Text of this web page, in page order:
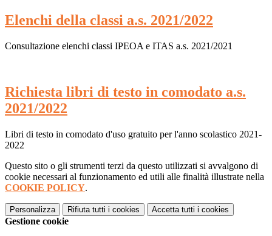
Elenchi della classi a.s. 2021/2022
Consultazione elenchi classi IPEOA e ITAS a.s. 2021/2021
Richiesta libri di testo in comodato a.s.
2021/2022
Libri di testo in comodato d'uso gratuito per l'anno scolastico 2021-
2022
Questo sito o gli strumenti terzi da questo utilizzati si avvalgono di
cookie necessari al funzionamento ed utili alle finalità illustrate nella
COOKIE POLICY.
Personalizza Rifiuta tutti i cookies Accetta tutti i cookies
Gestione cookie